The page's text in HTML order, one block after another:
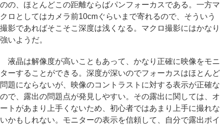
のの、ほとんどこの距離ならばパンフォーカスである。一方マ
クロとしてはカメラ前10cmぐらいまで寄れるので、そういう
撮影であればそこそこ深度は浅くなる。マクロ撮影にはかなり
強いようだ。
液晶は解像度が高いこともあって、かなり正確に映像をモニ
ターすることができる。深度が深いのでフォーカスはほとんど
問題にならないが、映像のコントラストに対する表示が正確な
ので、露出の問題点が発見しやすい。その露出に関しては、オ
ートがあまり上手くないため、初心者ではあまり上手に撮れな
いかもしれない。モニターの表示を信頼して、自分で露出ポイ